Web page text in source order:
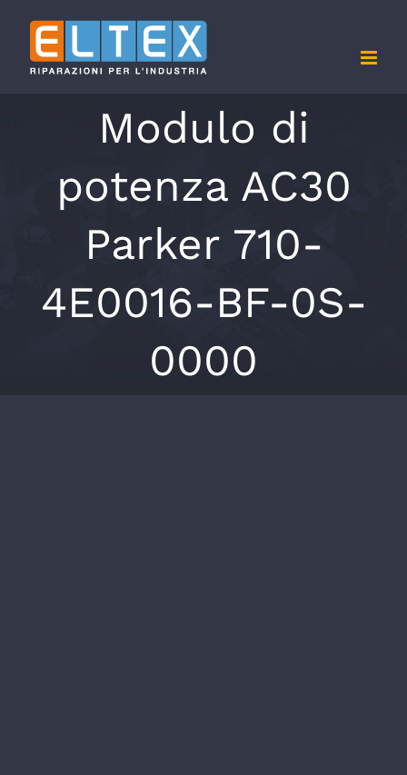
contenuto
Modulo di
potenza AC30
Parker 710-
4E0016-BF-0S-
0000